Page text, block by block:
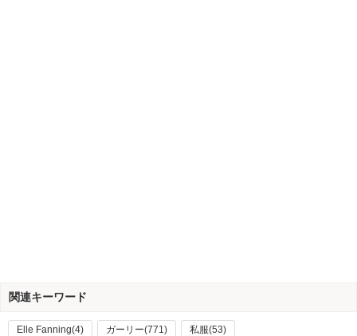
関連キーワード
Elle Fanning(4) ガーリー(771) 私服(53)